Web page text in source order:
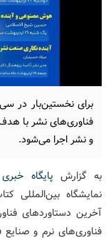
برای نخستین‌بار در
فناوری‌های نشر با
و نشر اجرا می‌شود.
به گزارش پایگاه
نمایشگاه بین‌المللی
آخرین دستاوردهای
فناوری‌های نرم و صنایع